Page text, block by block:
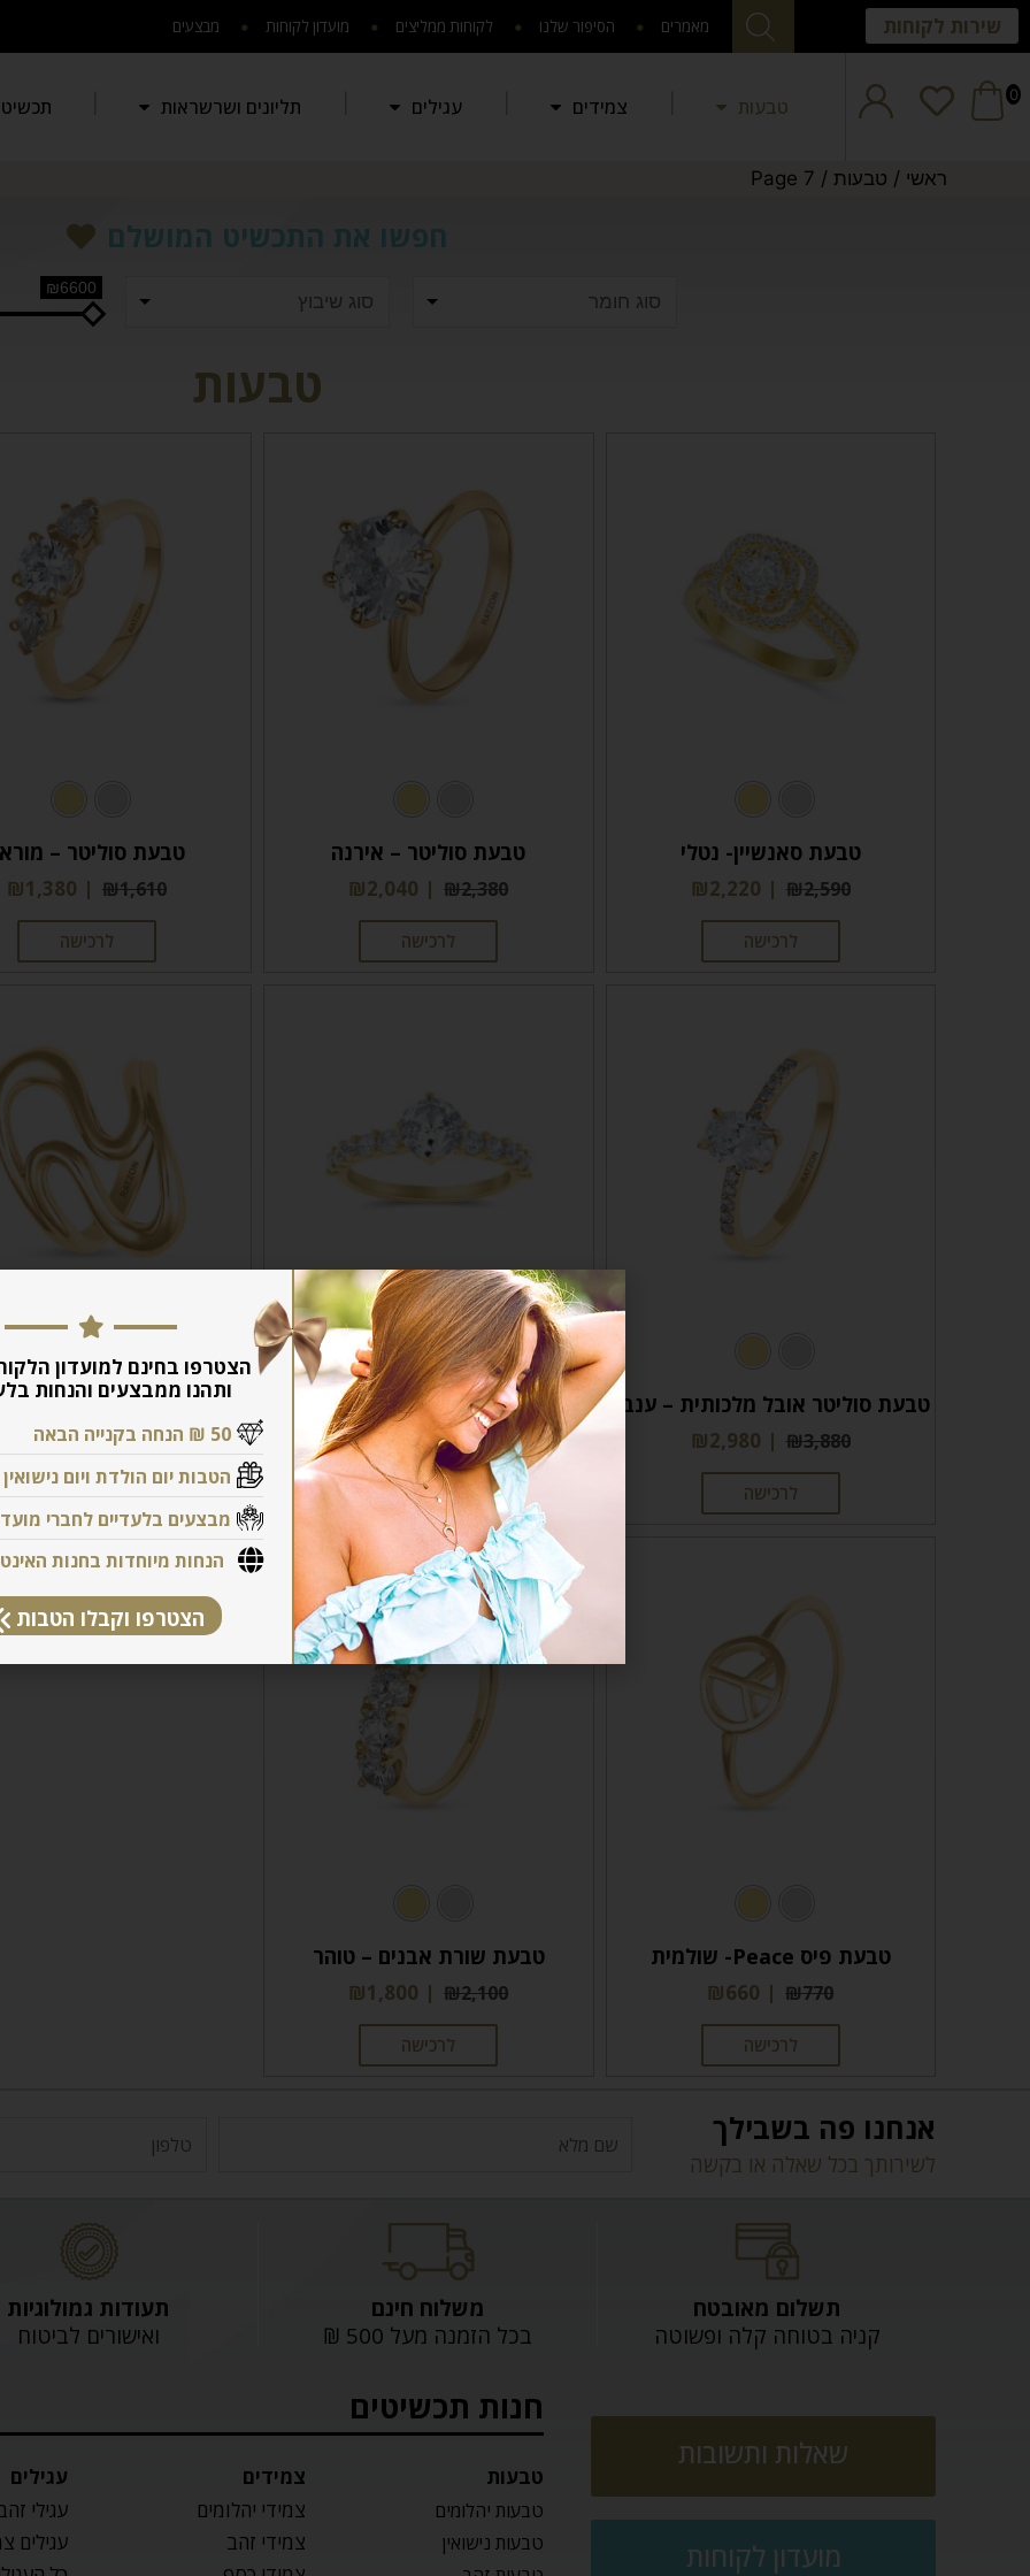
שירות לקוחות מאמרים הסיפור שלנו לקוחות ממליצים מועדון לקוחות מבצעים
0 טבעות צמידים עגילים תליונים ושרשראות
ראשי / טבעות /
Page 7
חפשו את התכשיט המושלם
₪6600
טבעות
טבעת סאנשיין- נטלי
₪2,590
₪2,220
לרכישה
טבעת סוליטר – אירנה
₪2,380
₪2,040
לרכישה
טבעת סוליטר –
₪1,610
₪1,380
לרכישה
טבעת סוליטר אובל מלכותית – ענבל
₪3,880
₪2,980
לרכישה
טבעת סוליטר- קטיה
₪1,610
₪1,380
לרכישה
טבעת סילסולים –
₪2,520
2,160
לרכישה
טבעת פיס Peace- שולמית
₪770
₪660
לרכישה
טבעת שורת אבנים – טוהר
₪2,100
₪1,800
לרכישה
אנחנו פה בשבילך
לשירותך בכל שאלה או בקשה
תשלום מאובטח
קניה בטוחה קלה ופשוטה
משלוח חינם
בכל הזמנה מעל 500 ₪
תעודות גמולוגיות
ואישורים לביטוח
שאלות ותשובות
מועדון לקוחות
חנות תכשיטים
טבעות
טבעות יהלומים
טבעות נישואין
צמידים
צמידי יהלומים
צמידי זהב
עגילים
עגילי
עגילים
הצטרפו בחינם למועדון
ותהנו ממבצעים והנחות
50 ₪ הנחה בקנייה הבאה
הטבות יום הולדת ויום נישואין
מבצעים בלעדיים לחברי
הנחות מיוחדות בחנות
הצטרפו וקבלו הטבות